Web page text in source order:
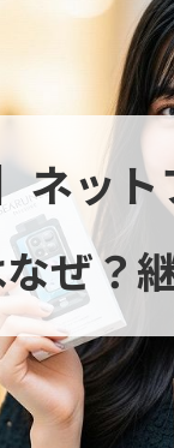
ネッ
ぜ？